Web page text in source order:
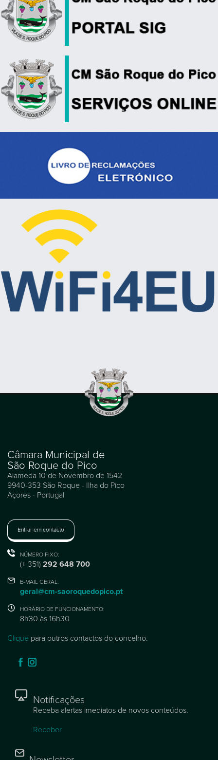
Câmara Municipal de
São Roque do Pico
Alameda 10 de Novembro de 1542
9940-353 São Roque - Ilha do Pico
Açores - Portugal
Entrar em contacto
NÚMERO FIXO:
(+ 351) 292 648 700
E-MAIL GERAL:
geral@cm-saoroquedopico.pt
HORÁRIO DE FUNCIONAMENTO:
8h30 às 16h30
Clique para outros contactos do concelho.
Notificações
Receba alertas imediatos de novos conteúdos.
Receber